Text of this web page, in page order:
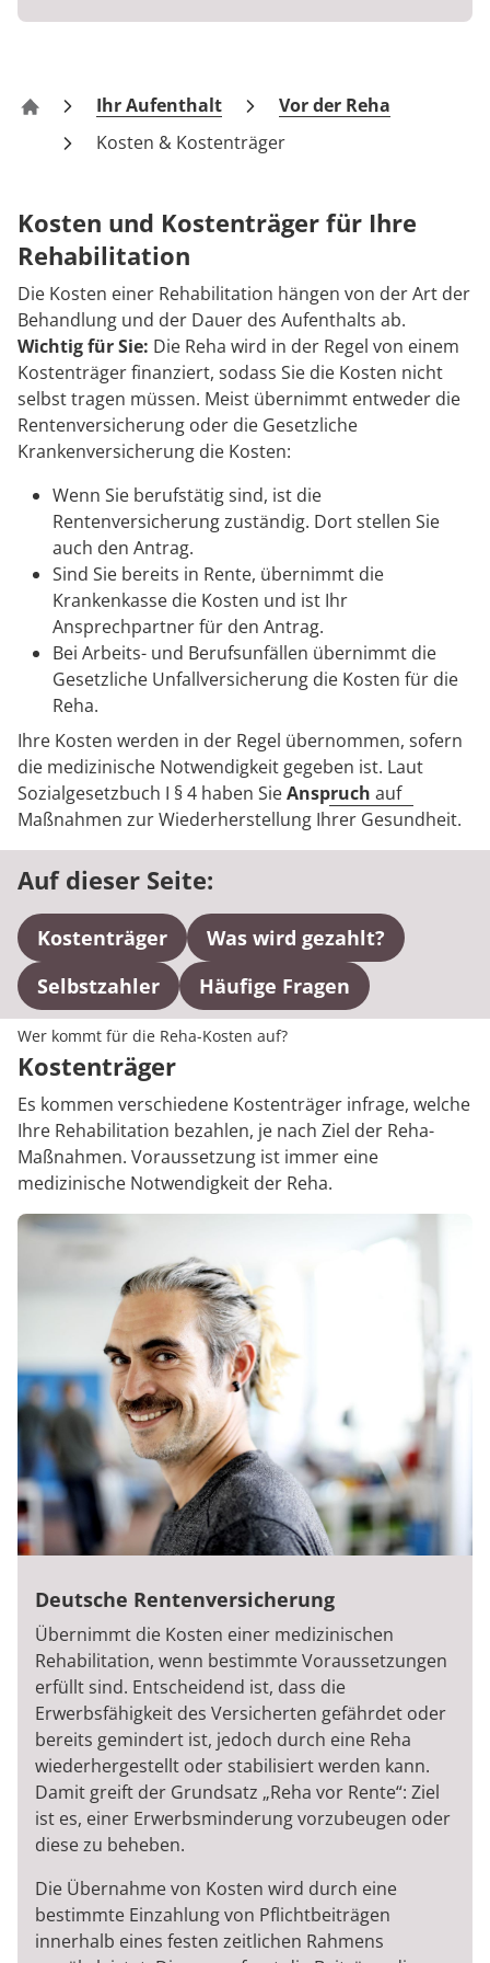
Blog
Anreise
Kontakt
Kosten & Kostenträger
Checkliste zum Start
Kinder-und Jugendreha
Stoffwechselerkrankungen
Gynäkologie
HTS & Cochlea
Long Covid
Onkologie
Pneumologie
Rheumatologie
Prävention
Energiepolitik
Ihr Weg zu MEDIAN
Kosten & Kostenträger
Reha FAQ
Über MEDIAN
Kooperationen
Presse
Blog
Karriere
Parkklinik Bad Rothenfelde
Ihr Aufenthalt
Vor der Reha
Kosten & Kostenträger
Kosten und Kostenträger für Ihre
Rehabilitation
Die Kosten einer Rehabilitation hängen von der Art der
Behandlung und der Dauer des Aufenthalts ab.
Wichtig für Sie: Die Reha wird in der Regel von einem
Kostenträger finanziert, sodass Sie die Kosten nicht
selbst tragen müssen. Meist übernimmt entweder die
Rentenversicherung oder die Gesetzliche
Krankenversicherung die Kosten:
Wenn Sie berufstätig sind, ist die
Rentenversicherung zuständig. Dort stellen Sie
auch den Antrag.
Sind Sie bereits in Rente, übernimmt die
Krankenkasse die Kosten und ist Ihr
Ansprechpartner für den Antrag.
Bei Arbeits- und Berufsunfällen übernimmt die
Gesetzliche Unfallversicherung die Kosten für die
Reha.
Ihre Kosten werden in der Regel übernommen, sofern
die medizinische Notwendigkeit gegeben ist. Laut
Sozialgesetzbuch I § 4 haben SieAnspruch auf
Maßnahmen zur Wiederherstellung Ihrer Gesundheit.
Auf dieser Seite:
Kostenträger
Was wird gezahlt?
Selbstzahler
Häufige Fragen
Wer kommt für die Reha-Kosten auf?
Kostenträger
Es kommen verschiedene Kostenträger infrage, welche
Ihre Rehabilitation bezahlen, je nach Ziel der Reha-
Maßnahmen. Voraussetzung ist immer eine
medizinische Notwendigkeit der Reha.
Deutsche Rentenversicherung
Übernimmt die Kosten einer medizinischen
Rehabilitation, wenn bestimmte Voraussetzungen
erfüllt sind. Entscheidend ist, dass die
Erwerbsfähigkeit des Versicherten gefährdet oder
bereits gemindert ist, jedoch durch eine Reha
wiederhergestellt oder stabilisiert werden kann.
Damit greift der Grundsatz „Reha vor Rente“: Ziel
ist es, einer Erwerbsminderung vorzubeugen oder
diese zu beheben.
Die Übernahme von Kosten wird durch eine
bestimmte Einzahlung von Pflichtbeiträgen
innerhalb eines festen zeitlichen Rahmens